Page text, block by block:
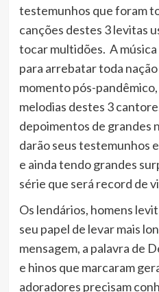
testemunhos que foram
canções destes 3 levitas
tocar multidões. A
para arrebatar toda
momento pós-
melodias destes 3
depoimentos de grandes
darão seus testemunhos
e ainda tendo grandes
série que será record de
Os lendários, homens
seu papel de levar mais
mensagem, a palavra de
e hinos que marcaram
adoradores precisam